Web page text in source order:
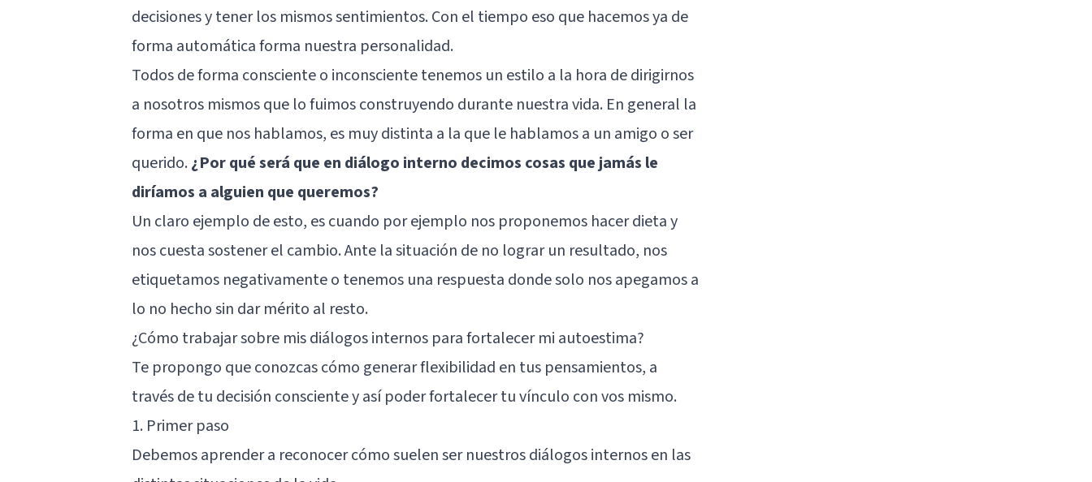
decisiones y tener los mismos sentimientos. Con el tiempo eso que hacemos ya de
forma automática forma nuestra personalidad.
Todos de forma consciente o inconsciente tenemos un estilo a la hora de dirigirnos
a nosotros mismos que lo fuimos construyendo durante nuestra vida. En general la
forma en que nos hablamos, es muy distinta a la que le hablamos a un amigo o ser
querido.¿Por qué será que en diálogo interno decimos cosas que jamás le
diríamos a alguien que queremos?
Un claro ejemplo de esto, es cuando por ejemplo nos proponemos hacer dieta y
nos cuesta sostener el cambio. Ante la situación de no lograr un resultado, nos
etiquetamos negativamente o tenemos una respuesta donde solo nos apegamos a
lo no hecho sin dar mérito al resto.
¿Cómo trabajar sobre mis diálogos internos para fortalecer mi autoestima?
Te propongo que conozcas cómo generar flexibilidad en tus pensamientos, a
través de tu decisión consciente y así poder fortalecer tu vínculo con vos mismo.
1. Primer paso
Debemos aprender a reconocer cómo suelen ser nuestros diálogos internos en las